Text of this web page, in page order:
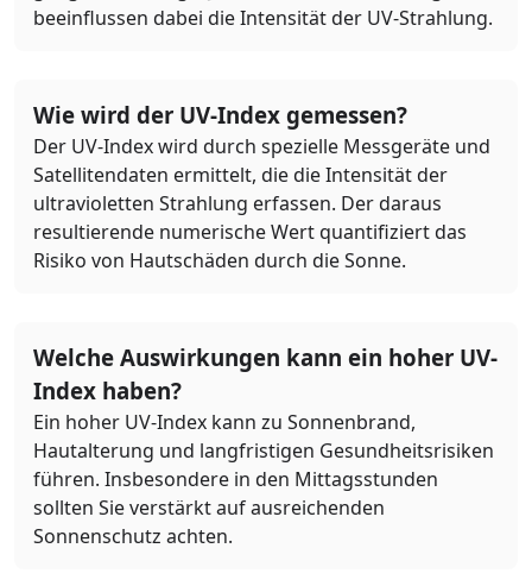
beeinflussen dabei die Intensität der UV-Strahlung.
Wie wird der UV-Index gemessen?
Der UV-Index wird durch spezielle Messgeräte und
Satellitendaten ermittelt, die die Intensität der
ultravioletten Strahlung erfassen. Der daraus
resultierende numerische Wert quantifiziert das
Risiko von Hautschäden durch die Sonne.
Welche Auswirkungen kann ein hoher UV-
Index haben?
Ein hoher UV-Index kann zu Sonnenbrand,
Hautalterung und langfristigen Gesundheitsrisiken
führen. Insbesondere in den Mittagsstunden
sollten Sie verstärkt auf ausreichenden
Sonnenschutz achten.